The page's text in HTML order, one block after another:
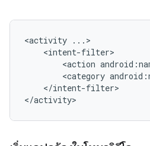
<activity
<action
<category
</intent-filter>
</activity>